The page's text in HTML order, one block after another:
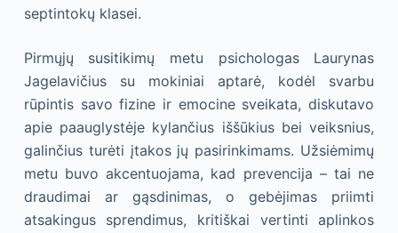
septintokų klasei.
Pirmųjų susitikimų metu psichologas Laurynas
Jagelavičius su mokiniai aptarė, kodėl svarbu
rūpintis savo fizine ir emocine sveikata, diskutavo
apie paauglystėje kylančius iššūkius bei veiksnius,
galinčius turėti įtakos jų pasirinkimams. Užsiėmimų
metu buvo akcentuojama, kad prevencija – tai ne
draudimai ar gąsdinimas, o gebėjimas priimti
atsakingus sprendimus, kritiškai vertinti aplinkos